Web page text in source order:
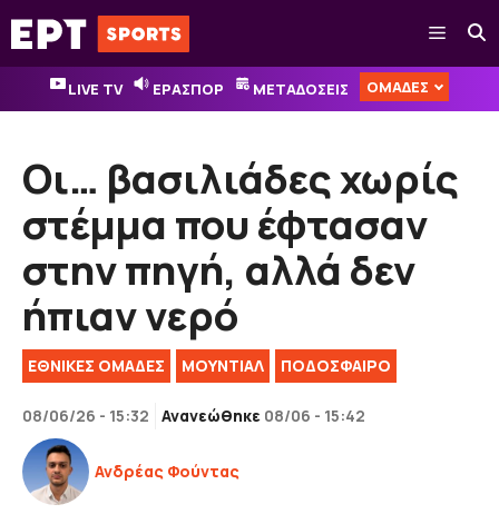
Μετάβαση
σε
περιεχόμενο
Μενού
LIVE TV ΕΡΑΣΠΟΡ ΜΕΤΑΔΟΣΕΙΣ ΟΜΑΔΕΣ
Οι… βασιλιάδες χωρίς
στέμμα που έφτασαν
στην πηγή, αλλά δεν
ήπιαν νερό
ΕΘΝΙΚΈΣ ΟΜΆΔΕΣ ΜΟΥΝΤΙΑΛ ΠΟΔΟΣΦΑΙΡΟ
08/06/26 - 15:32 Ανανεώθηκε 08/06 - 15:42
Ανδρέας Φούντας